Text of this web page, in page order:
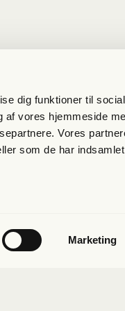
dig funktioner til
af vores hjemmeside
Vores
som de har
Marketing